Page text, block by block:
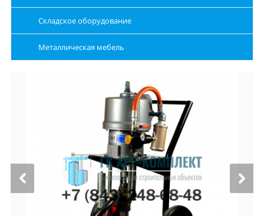
Складское оборудование
Металлическая мебель